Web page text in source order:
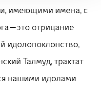
имеющими имена, с
— это отрицание
идолопоклонство,
Талмуд, трактат
нашими идолами